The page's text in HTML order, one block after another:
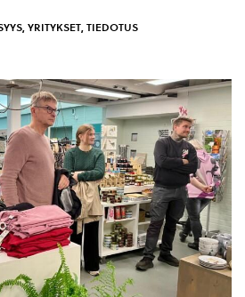
, YRITYKSET, TIEDOTUS